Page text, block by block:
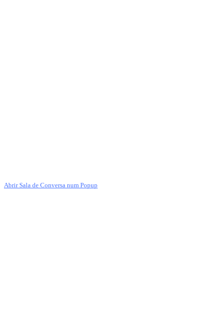
Abrir Sala de Conversa num Popup